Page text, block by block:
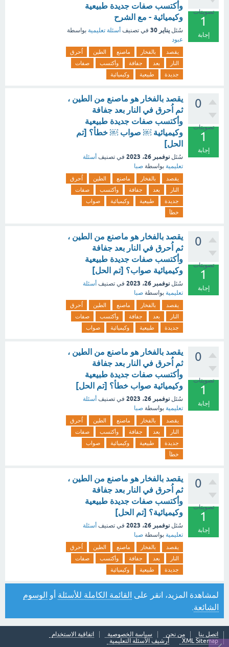
تصويتات
1
إجابة
وأكتسب صفات جديدة طبيعية
وكيميائية - مع الشرح
سُئل يناير 30 في تصنيف أسئلة تعليمية بواسطة
عبود
يقصد بالفخار ماصنع الطين
اُحرق
النار
بعد جفافة وأكتسب
صفات
جديدة
طبيعية وكيميائية
0
تصويتات
1
إجابة
يقصد بالفخار هو ماصنع من الطين ،
ثم اُحرق في النار بعد جفافة
وأكتسب صفات جديدة طبيعية
وكيميائية ￼ صواب ￼ خطأ؟ [تم
الحل]
سُئل نوفمبر 26، 2023 في تصنيف أسئلة
تعليمية بواسطة صبا
يقصد بالفخار ماصنع الطين
اُحرق
النار
بعد جفافة وأكتسب
صفات
جديدة
طبيعية وكيميائية
صواب
خطأ
0
تصويتات
1
إجابة
يقصد بالفخار هو ماصنع من الطين ،
ثم اُحرق في النار بعد جفافة
وأكتسب صفات جديدة طبيعية
وكيميائية صواب؟ [تم الحل]
سُئل نوفمبر 26، 2023 في تصنيف أسئلة
تعليمية بواسطة صبا
يقصد بالفخار ماصنع الطين
اُحرق
النار
بعد جفافة وأكتسب
صفات
جديدة
طبيعية وكيميائية صواب
0
تصويتات
1
إجابة
يقصد بالفخار هو ماصنع من الطين ،
ثم اُحرق في النار بعد جفافة
وأكتسب صفات جديدة طبيعية
وكيميائية صواب خطأ؟ [تم الحل]
سُئل نوفمبر 26، 2023 في تصنيف أسئلة
تعليمية بواسطة صبا
يقصد بالفخار ماصنع الطين
اُحرق
النار
بعد جفافة وأكتسب
صفات
جديدة
طبيعية وكيميائية
صواب
خطأ
0
تصويتات
1
إجابة
يقصد بالفخار هو ماصنع من الطين ،
ثم اُحرق في النار بعد جفافة
وأكتسب صفات جديدة طبيعية
وكيميائية؟ [تم الحل]
سُئل نوفمبر 26، 2023 في تصنيف أسئلة
تعليمية بواسطة صبا
يقصد بالفخار ماصنع الطين
اُحرق
النار
بعد جفافة وأكتسب
صفات
جديدة
طبيعية وكيميائية
لمشاهدة المزيد، انقر على القائمة الكاملة للأسئلة أو الوسوم
الشائعة
اتصل بنا من نحن سياسة الخصوصية
اتفاقية الاستخدام
XML Sitemap
أرشيف الأسئلة التعليمية